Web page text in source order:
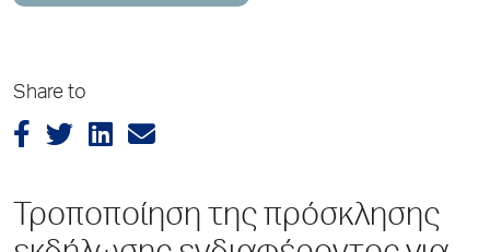
Share to
Τροποποίηση της πρόσκλησης